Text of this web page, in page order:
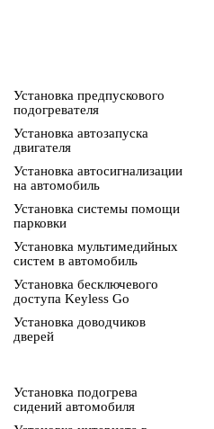
Установка предпускового
подогревателя
Установка автозапуска
двигателя
Установка автосигнализации
на автомобиль
Установка системы помощи
парковки
Установка мультимедийных
систем в автомобиль
Установка бесключевого
доступа Keyless Go
Установка доводчиков
дверей
Установка подогрева
сидений автомобиля